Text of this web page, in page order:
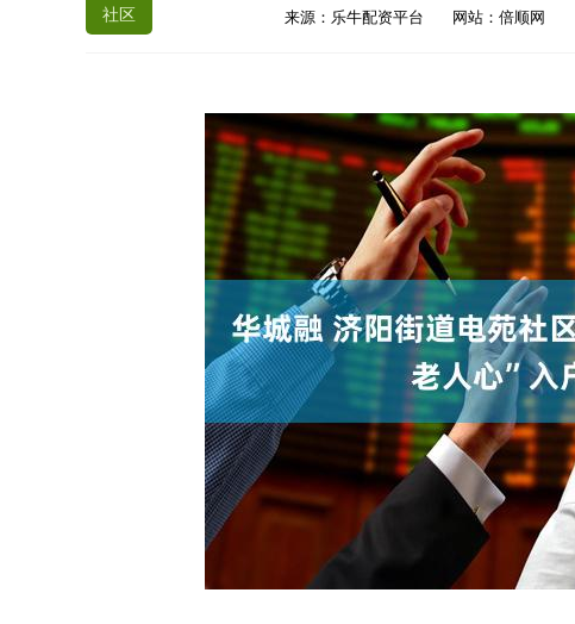
社区 来源：乐牛配资平台 网站：倍顺网
深证成指 14311.01